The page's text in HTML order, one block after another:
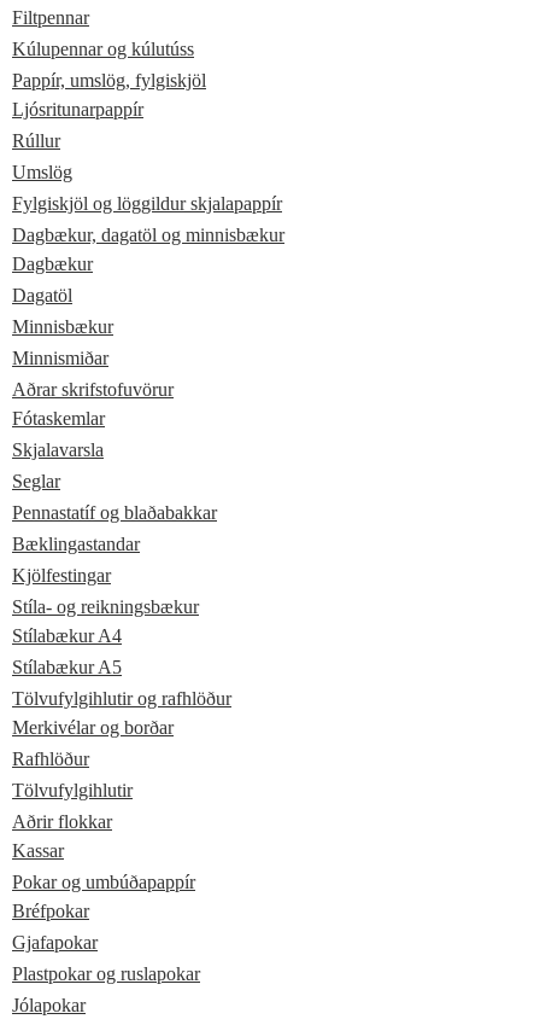
Filtpennar
Kúlupennar og kúlutúss
Pappír, umslög, fylgiskjöl
Ljósritunarpappír
Rúllur
Umslög
Fylgiskjöl og löggildur skjalapappír
Dagbækur, dagatöl og minnisbækur
Dagbækur
Dagatöl
Minnisbækur
Minnismiðar
Aðrar skrifstofuvörur
Fótaskemlar
Skjalavarsla
Seglar
Pennastatíf og blaðabakkar
Bæklingastandar
Kjölfestingar
Stíla- og reikningsbækur
Stílabækur A4
Stílabækur A5
Tölvufylgihlutir og rafhlöður
Merkivélar og borðar
Rafhlöður
Tölvufylgihlutir
Aðrir flokkar
Kassar
Pokar og umbúðapappír
Bréfpokar
Gjafapokar
Plastpokar og ruslapokar
Jólapokar